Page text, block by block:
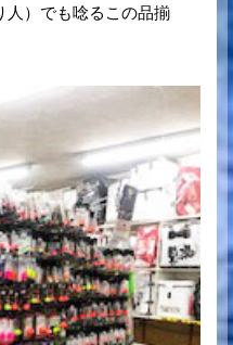
人）でも唸るこの品揃